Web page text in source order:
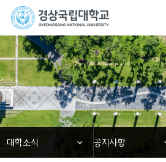
경
상
국
립
대
학
대학소식
닫힘
대학소식 닫힘
공지사항